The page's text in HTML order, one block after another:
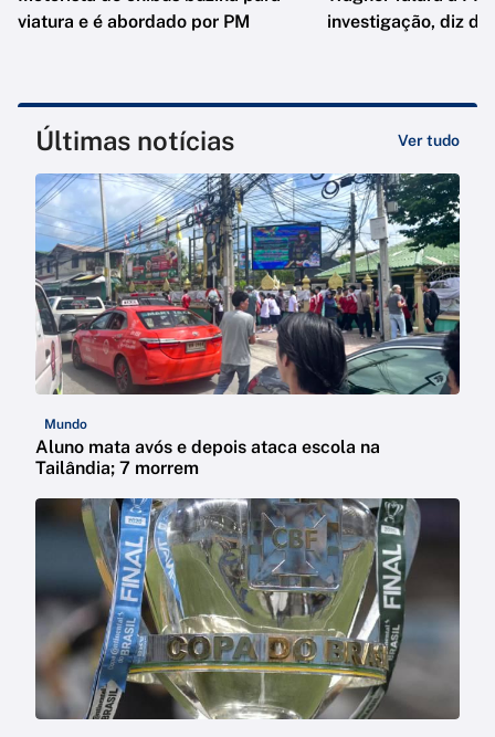
viatura e é abordado por PM
investigação, diz
Últimas notícias Ver tudo
Mundo
Aluno mata avós e depois ataca escola na
Tailândia; 7 morrem